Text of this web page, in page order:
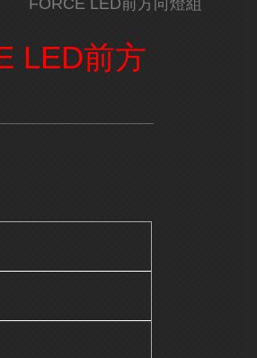
FORCE LED前方向燈組
LED前方